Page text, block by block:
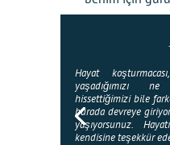
Hayat
yaşadığımızı
hissettiğimizi bile
burada devreye
yaşıyorsunuz.
kendisine teşekkür